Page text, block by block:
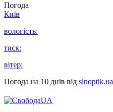
Погода
Київ
вологість:
тиск:
вітер:
Погода на 10 днів від sinoptik.ua